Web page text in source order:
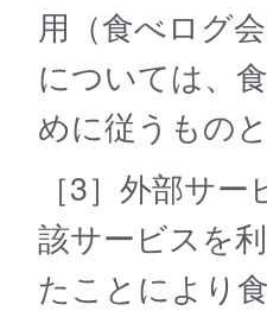
用（食べログ
については、
めに従うもの
［3］外部サ
該サービスを
たことにより